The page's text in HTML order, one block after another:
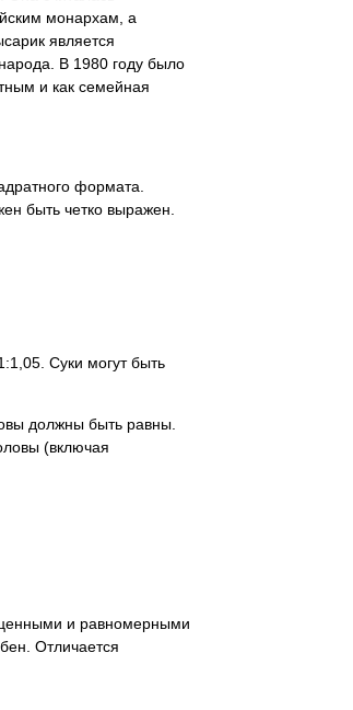
монархам, а
является
В 1980 году было
и как семейная
формата.
быть четко выражен.
Суки могут быть
должны быть равны.
(включая
и равномерными
Отличается